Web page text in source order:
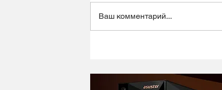
микрофон в ретро корпусе
Ваш комментарий...